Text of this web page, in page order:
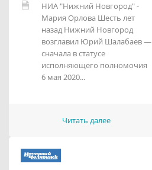
НИА "Нижний Новгород" -
Мария Орлова Шесть лет
назад Нижний Новгород
возглавил Юрий Шалабаев —
сначала в статусе
исполняющего полномочия
6 мая 2020...
Читать далее